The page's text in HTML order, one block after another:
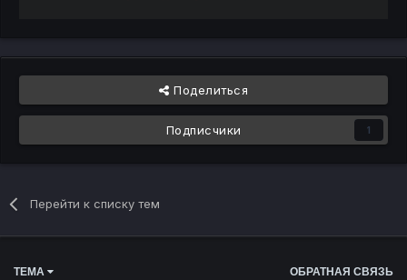
Поделиться
Подписчики 1
Перейти к списку тем
ТЕМА ОБРАТНАЯ СВЯЗЬ